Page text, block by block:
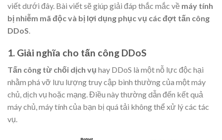
viết dưới đây. Bài viết sẽ giúp giải đáp thắc mắc về máy tính
bị nhiễm mã độc và bị lợi dụng phục vụ các đợt tấn công
DDoS.
1. Giải nghĩa cho tấn công DDoS
Tấn công từ chối dịch vụ hay DDoS là một nỗ lực độc hại
nhằm phá vỡ lưu lượng truy cập bình thường của một máy
chủ, dịch vụ hoặc mạng. Điều này thường dẫn đến kết quả
máy chủ, máy tính của bạn bị quá tải không thể xử lý các tác
vụ.